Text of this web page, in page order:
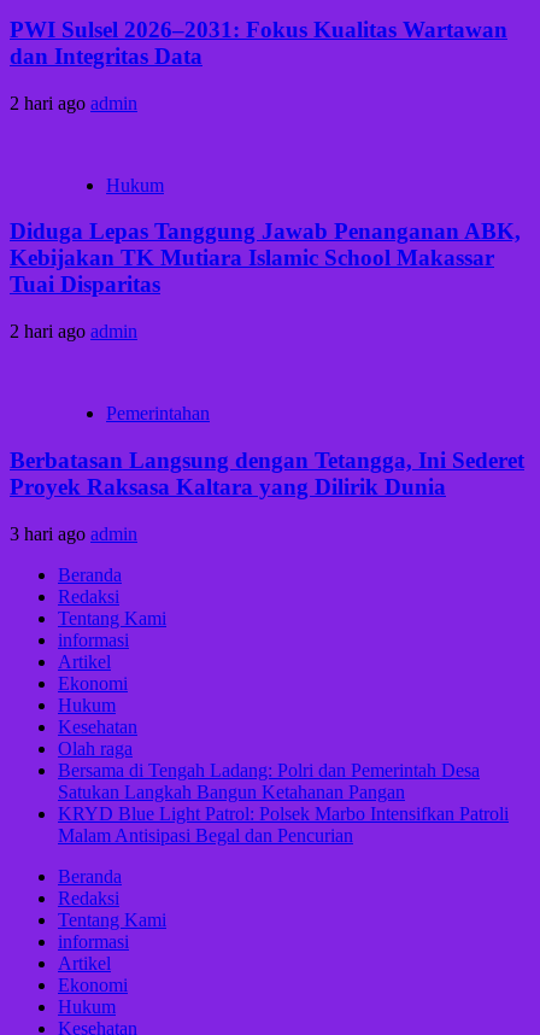
PWI Sulsel 2026–2031: Fokus Kualitas Wartawan
dan Integritas Data
2 hari ago admin
Hukum
Diduga Lepas Tanggung Jawab Penanganan ABK,
Kebijakan TK Mutiara Islamic School Makassar
Tuai Disparitas
2 hari ago admin
Pemerintahan
Berbatasan Langsung dengan Tetangga, Ini Sederet
Proyek Raksasa Kaltara yang Dilirik Dunia
3 hari ago admin
Beranda
Redaksi
Tentang Kami
informasi
Artikel
Ekonomi
Hukum
Kesehatan
Olah raga
Bersama di Tengah Ladang: Polri dan Pemerintah Desa
Satukan Langkah Bangun Ketahanan Pangan
KRYD Blue Light Patrol: Polsek Marbo Intensifkan Patroli
Malam Antisipasi Begal dan Pencurian
Beranda
Redaksi
Tentang Kami
informasi
Artikel
Ekonomi
Hukum
Kesehatan